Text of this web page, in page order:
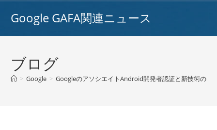
Google GAFA関連ニュース
ブログ
> Google > GoogleのアソシエイトAndroid開発者認証と新技術の進